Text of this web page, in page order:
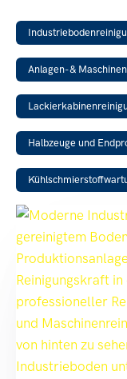
Anlagen- &
Halbzeuge und